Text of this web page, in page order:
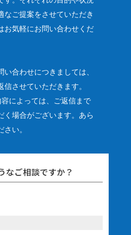
なご提案をさせていただき
お気軽にお問い合わせくだ
い合わせにつきましては、
信させていただきます。
によっては、ご返信まで
く場合がございます。 あら
い。
なご相談ですか？